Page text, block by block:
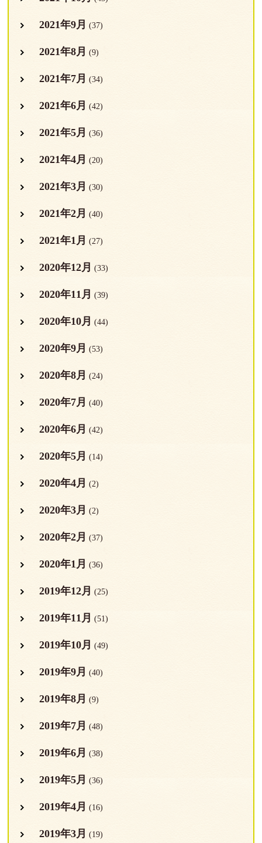
2021年9月 (37)
2021年8月 (9)
2021年7月 (34)
2021年6月 (42)
2021年5月 (36)
2021年4月 (20)
2021年3月 (30)
2021年2月 (40)
2021年1月 (27)
2020年12月 (33)
2020年11月 (39)
2020年10月 (44)
2020年9月 (53)
2020年8月 (24)
2020年7月 (40)
2020年6月 (42)
2020年5月 (14)
2020年4月 (2)
2020年3月 (2)
2020年2月 (37)
2020年1月 (36)
2019年12月 (25)
2019年11月 (51)
2019年10月 (49)
2019年9月 (40)
2019年8月 (9)
2019年7月 (48)
2019年6月 (38)
2019年5月 (36)
2019年4月 (16)
2019年3月 (19)